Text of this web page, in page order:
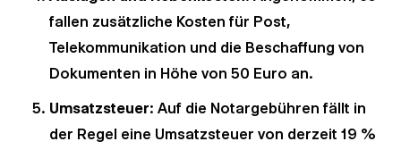
fallen zusätzliche Kosten für Post,
Telekommunikation und die Beschaffung von
Dokumenten in Höhe von 50 Euro an.
Umsatzsteuer: Auf die Notargebühren fällt in
der Regel eine Umsatzsteuer von derzeit 19 %